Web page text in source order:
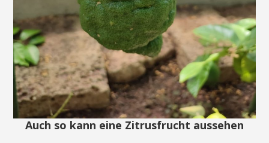
Auch so kann eine Zitrusfrucht aussehen